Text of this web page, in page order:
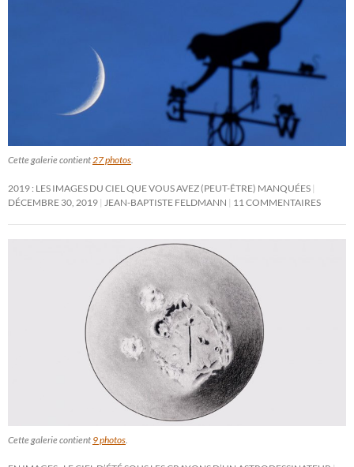
Cette galerie contient 27 photos
2019 : LES IMAGES DU CIEL QUE VOUS AVEZ (PEUT-ÊTRE) MANQUÉES
DÉCEMBRE 30, 2019
JEAN-BAPTISTE FELDMANN 11 COMMENTAIRES
Cette galerie contient 9 photos